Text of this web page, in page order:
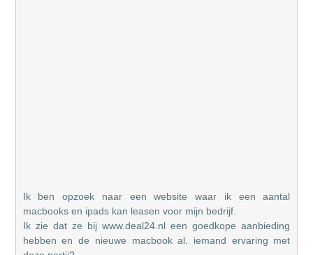
Ik ben opzoek naar een website waar ik een aantal
macbooks en ipads kan leasen voor mijn bedrijf.
Ik zie dat ze bij www.deal24.nl een goedkope aanbieding
hebben en de nieuwe macbook al. iemand ervaring met